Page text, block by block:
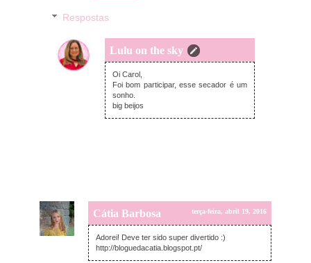
Respostas
Lulu on the sky
terça-feira, abril 19, 2016
Oi Carol,
Foi bom participar, esse secador é um
sonho.
big beijos
Cátia Barbosa terça-feira, abril 19, 2016
Adorei! Deve ter sido super divertido :)
http://bloguedacatia.blogspot.pt/